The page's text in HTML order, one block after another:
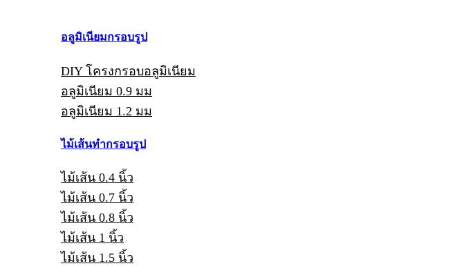
อลูมิเนียมกรอบรูป
DIY โครงกรอบอลูมิเนียม
อลูมิเนียม 0.9 มม
อลูมิเนียม 1.2 มม
ไม้เส้นทำกรอบรูป
ไม้เส้น 0.4 นิ้ว
ไม้เส้น 0.7 นิ้ว
ไม้เส้น 0.8 นิ้ว
ไม้เส้น 1 นิ้ว
ไม้เส้น 1.5 นิ้ว